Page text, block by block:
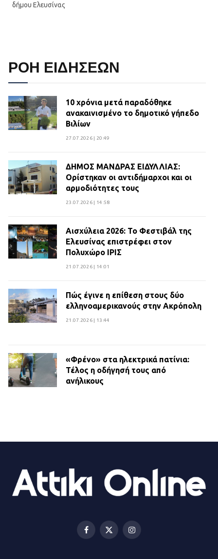
δήμου Ελευσίνας
ΡΟΗ ΕΙΔΗΣΕΩΝ
10 χρόνια μετά παραδόθηκε
ανακαινισμένο το δημοτικό γήπεδο
Βιλίων
27.07.2026 | 20:49
ΔΗΜΟΣ ΜΑΝΔΡΑΣ ΕΙΔΥΛΛΙΑΣ:
Ορίστηκαν οι αντιδήμαρχοι και οι
αρμοδιότητες τους
23.07.2026 | 14:58
Αισχύλεια 2026: Το Φεστιβάλ της
Ελευσίνας επιστρέφει στον
Πολυχώρο ΙΡΙΣ
21.07.2026 | 14:01
Πώς έγινε η επίθεση στους δύο
ελληνοαμερικανούς στην Ακρόπολη
21.07.2026 | 13:44
«Φρένο» στα ηλεκτρικά πατίνια:
Τέλος η οδήγησή τους από
ανήλικους
Βριλήσσια: Αυτοκίνητο έσπασε
τζαμαρία και μπήκε μέσα σε μαγαζί
Facebook
X
Instagram